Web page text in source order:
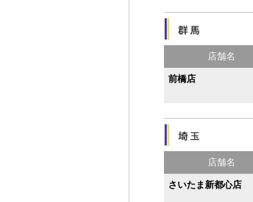
店舗名
前橋店
店舗名
さいたま新都心店